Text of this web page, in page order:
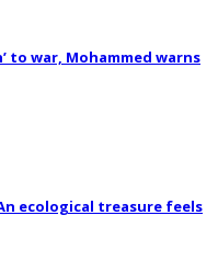
to war, Mohammed warns
ecological treasure feels